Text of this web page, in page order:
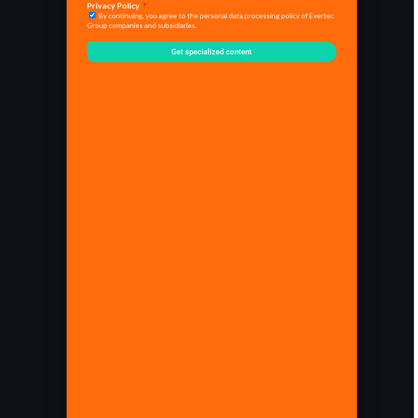
Privacy Policy
By continuing, you agree to the personal data processing policy of Evertec
Group companies and subsidiaries.
Get specialized content